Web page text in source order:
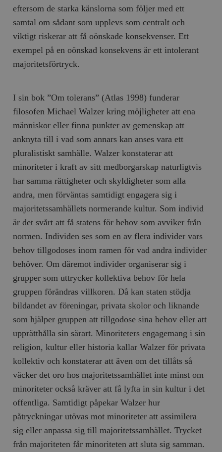
eftersom de starka känslorna som följer med ett
samtal om sådant som upplevs som centralt och
viktigt riskerar att få oönskade konsekvenser. Ett
exempel på en oönskad konsekvens är ett intolerant
majoritetsförtryck.
I sin bok ”Om tolerans” (Atlas 1998) funderar
filosofen Michael Walzer kring möjligheter att ena
människor eller finna punkter av gemenskap att
anknyta till i vad som annars kan anses vara ett
pluralistiskt samhälle. Walzer konstaterar att
minoriteter i kraft av sitt medborgarskap naturligtvis
har samma rättigheter och skyldigheter som alla
andra, men förväntas samtidigt engagera sig i
majoritetssamhällets normerande kultur. Som individ
är det svårt att få statens för behov som avviker från
normen. Individen ses som en av flera individer vars
behov tillgodoses inom ramen för vad andra individer
behöver. Om däremot individer organiserar sig i
grupper som uttrycker kollektiva behov för hela
gruppen förändras villkoren. Då kan staten stödja
bildandet av föreningar, privata skolor och liknande
som hjälper gruppen att tillgodose sina behov eller att
upprätthålla sin särart. Minoriteters engagemang i sin
religion, kultur eller historia kallar Walzer för privata
kollektiv och konstaterar att även om det tillåts så
väcker det oro hos majoritetssamhället inte minst om
minoriteter också kräver att få lyfta in sin kultur i det
offentliga. Samtidigt påpekar Walzer hur
påtryckningar utövas mot minoriteter att assimilera
sig eller anpassa sig till majoritetssamhället. Trycket
från majoriteten får minoriteten att sluta sig samman.